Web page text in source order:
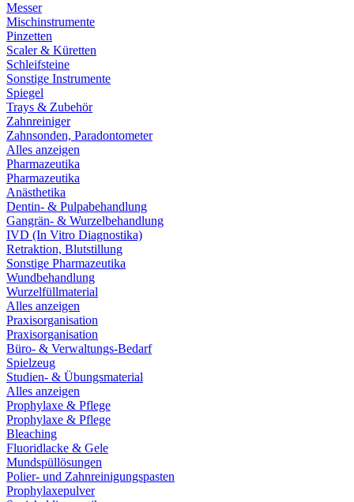
Messer
Mischinstrumente
Pinzetten
Scaler & Küretten
Schleifsteine
Sonstige Instrumente
Spiegel
Trays & Zubehör
Zahnreiniger
Zahnsonden, Paradontometer
Alles anzeigen
Pharmazeutika
Pharmazeutika
Anästhetika
Dentin- & Pulpabehandlung
Gangrän- & Wurzelbehandlung
IVD (In Vitro Diagnostika)
Retraktion, Blutstillung
Sonstige Pharmazeutika
Wundbehandlung
Wurzelfüllmaterial
Alles anzeigen
Praxisorganisation
Praxisorganisation
Büro- & Verwaltungs-Bedarf
Spielzeug
Studien- & Übungsmaterial
Alles anzeigen
Prophylaxe & Pflege
Prophylaxe & Pflege
Bleaching
Fluoridlacke & Gele
Mundspüllösungen
Polier- und Zahnreinigungspasten
Prophylaxepulver